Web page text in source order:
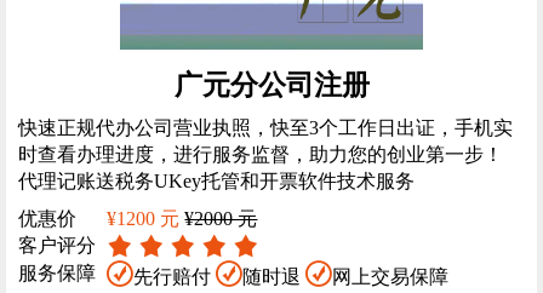
广元分公司注册
快速正规代办公司营业执照，快至3个工作日出证，手机实
时查看办理进度，进行服务监督，助力您的创业第一步！
代理记账送税务UKey托管和开票软件技术服务
优惠价
¥1200 元 ¥2000 元
客户评分
服务保障
先行赔付 随时退
网上交易保障